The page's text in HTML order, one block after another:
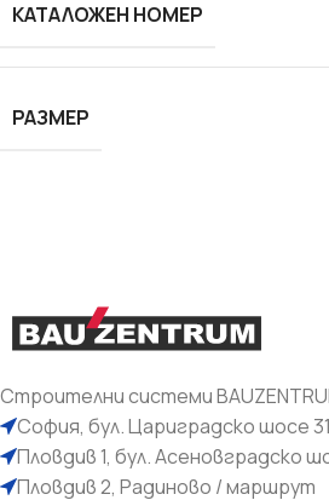
КАТАЛОЖЕН НОМЕР
РАЗМЕР
Строителни системи
София, бул. Цариградско шосе
Пловдив 1, бул. Асеновградско
Пловдив 2, Радиново / маршрут